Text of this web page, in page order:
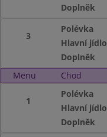
Doplněk
3
Polévka
Hlavní jídlo
Doplněk
Menu
Chod
1
Polévka
Hlavní jídlo
Doplněk